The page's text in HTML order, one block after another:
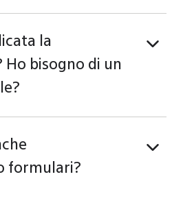
la
Ho bisogno di un
formulari?